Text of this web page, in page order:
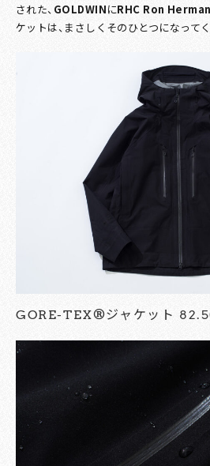
された、 GOLDWINにRHC Ron Herman
ケットは、まさしくそのひとつになって
GORE-TEX®ジャケット